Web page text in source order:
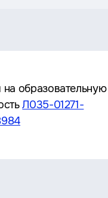
образовательную
Л035-01271-